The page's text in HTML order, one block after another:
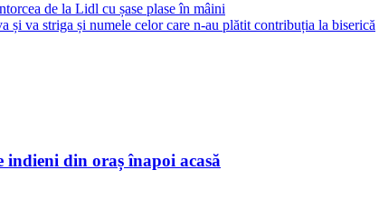
de la Lidl cu șase plase în mâini
și va striga și numele celor care n-au plătit contribuția la biserică
din oraș înapoi acasă